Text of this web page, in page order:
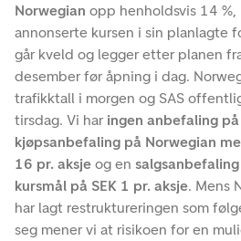
Norwegian opp henholdsvis 14 %,
annonserte kursen i sin planlagte
går kveld og legger etter planen
desember før åpning i dag.
trafikktall i morgen og SAS
tirsdag. Vi har ingen anbefaling på
kjøpsanbefaling på Norwegian
16 pr. aksje og en
kursmål på SEK 1 pr. aksje. Mens
har lagt restruktureringen som
seg mener vi at risikoen for en